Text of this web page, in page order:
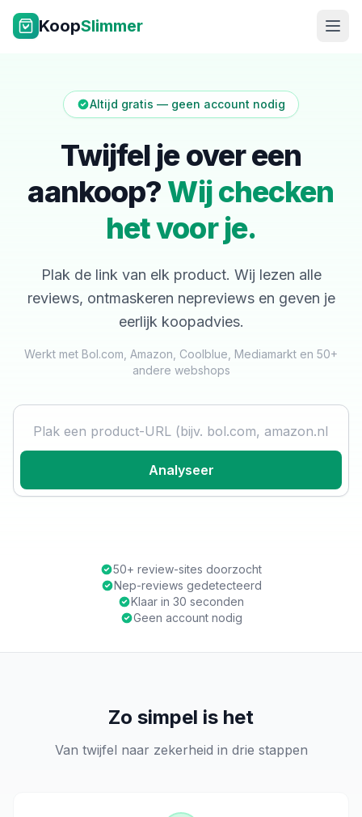
Ga naar inhoud
KoopSlimmer
NL|EN
Altijd gratis — geen account nodig
Twijfel je over een
aankoop? Wij checken
het voor je.
Plak de link van elk product. Wij lezen alle
reviews, ontmaskeren nepreviews en geven je
eerlijk koopadvies.
Werkt met Bol.com, Amazon, Coolblue, Mediamarkt en 50+
andere webshops
Analyseer
50+ review-sites doorzocht
Nep-reviews gedetecteerd
Klaar in 30 seconden
Geen account nodig
Zo simpel is het
Van twijfel naar zekerheid in drie stappen